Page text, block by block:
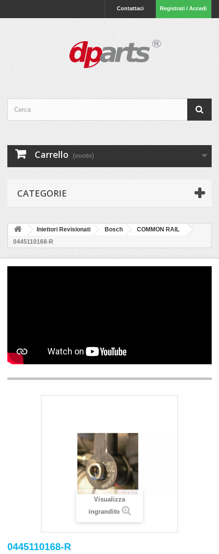
Registrati / Accedi
Contattaci
Carrello (vuoto)
CATEGORIE
Iniettori Revisionati Bosch
COMMON RAIL
0445110168-R
Visualizza
ingrandito
0445110168-R